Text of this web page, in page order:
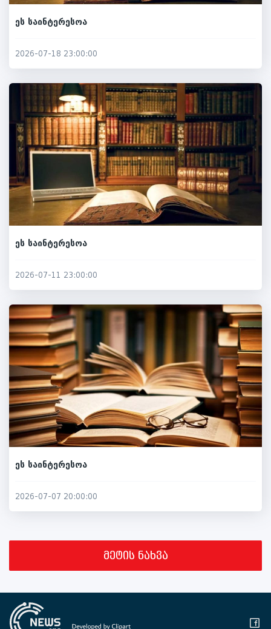
ეს საინტერესოა
2026-07-18 23:00:00
ეს საინტერესოა
2026-07-11 23:00:00
ეს საინტერესოა
2026-07-07 20:00:00
მეტის ნახვა